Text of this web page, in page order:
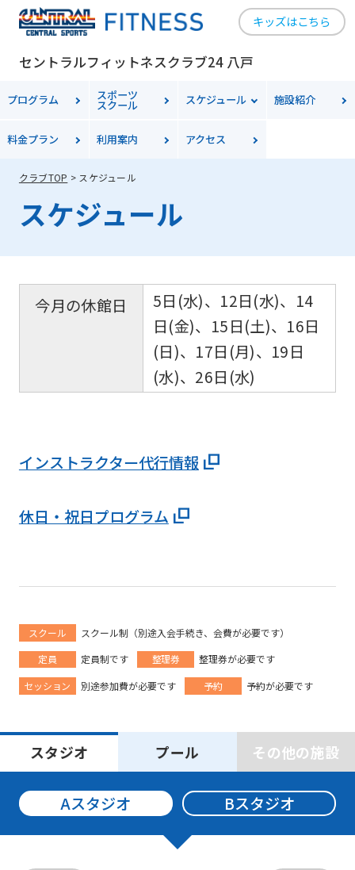
キッズはこちら
セントラルフィットネスクラブ24 八戸
プログラム スポーツ
スクール スケジュール 施設紹介
料金プラン 利用案内 アクセス
クラブTOP スケジュール
スケジュール
今月の休館日
5日(水)、12日(水)、14
日(金)、15日(土)、16日
(日)、17日(月)、19日
(水)、26日(水)
インストラクター代行情報
休日・祝日プログラム
スクール
スクール制（別途入会手続き、会費が必要です）
定員
定員制です 整理券
整理券が必要です
セッション
別途参加費が必要です 予約 予約が必要です
スタジオ プール その他の施設
Aスタジオ Bスタジオ